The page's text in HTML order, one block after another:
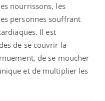
nourrissons, les
personnes souffrant
Il est
de se couvrir la
de se moucher
et de multiplier les